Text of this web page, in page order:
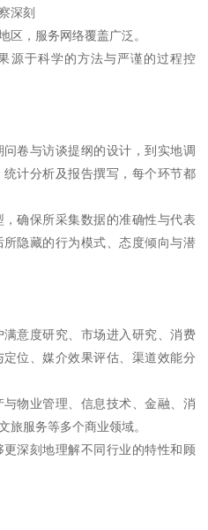
深刻
区，服务网络覆盖广泛。
源于科学的方法与严谨的过程控
卷与访谈提纲的设计，到实地调
计分析及报告撰写，每个环节都
确保所采集数据的准确性与代表
隐藏的行为模式、态度倾向与潜
意度研究、市场进入研究、消费
位、媒介效果评估、渠道效能分
物业管理、信息技术、金融、消
旅服务等多个商业领域。
深刻地理解不同行业的特性和顾